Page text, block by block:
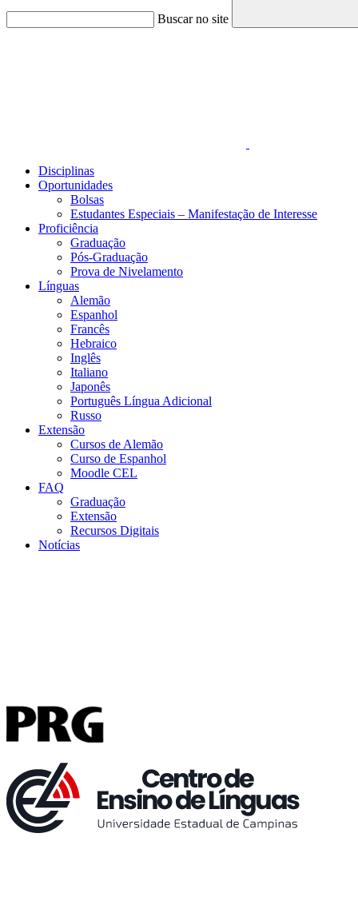
Buscar no site
Disciplinas
Oportunidades
Bolsas
Estudantes Especiais – Manifestação de Interesse
Proficiência
Graduação
Pós-Graduação
Prova de Nivelamento
Línguas
Alemão
Espanhol
Francês
Hebraico
Inglês
Italiano
Japonês
Português Língua Adicional
Russo
Extensão
Cursos de Alemão
Curso de Espanhol
Moodle CEL
FAQ
Graduação
Extensão
Recursos Digitais
Notícias